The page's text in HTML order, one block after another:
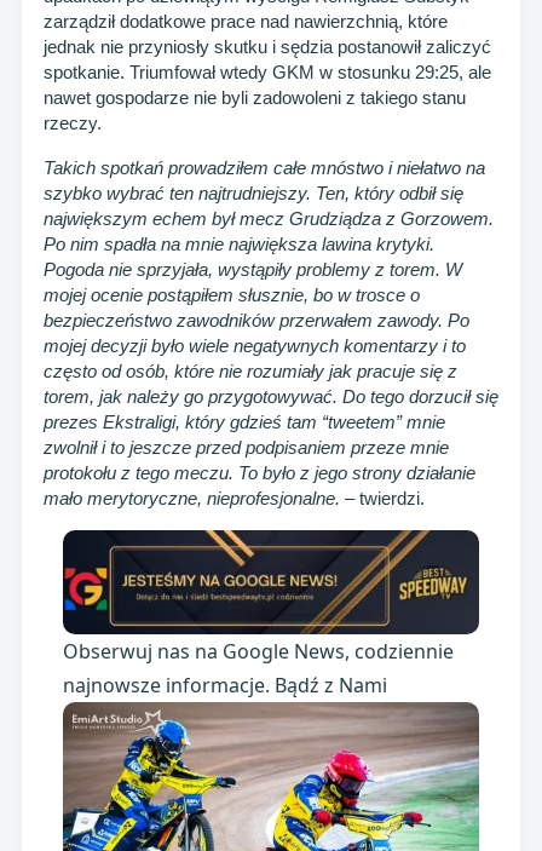
zarządził dodatkowe prace nad nawierzchnią, które
jednak nie przyniosły skutku i sędzia postanowił zaliczyć
spotkanie. Triumfował wtedy GKM w stosunku 29:25, ale
nawet gospodarze nie byli zadowoleni z takiego stanu
rzeczy.
Takich spotkań prowadziłem całe mnóstwo i niełatwo na
szybko wybrać ten najtrudniejszy. Ten, który odbił się
największym echem był mecz Grudziądza z Gorzowem.
Po nim spadła na mnie największa lawina krytyki.
Pogoda nie sprzyjała, wystąpiły problemy z torem. W
mojej ocenie postąpiłem słusznie, bo w trosce o
bezpieczeństwo zawodników przerwałem zawody. Po
mojej decyzji było wiele negatywnych komentarzy i to
często od osób, które nie rozumiały jak pracuje się z
torem, jak należy go przygotowywać. Do tego dorzucił się
prezes Ekstraligi, który gdzieś tam “tweetem” mnie
zwolnił i to jeszcze przed podpisaniem przeze mnie
protokołu z tego meczu. To było z jego strony działanie
mało merytoryczne, nieprofesjonalne. – twierdzi.
Obserwuj nas na Google News, codziennie
najnowsze informacje. Bądź z Nami